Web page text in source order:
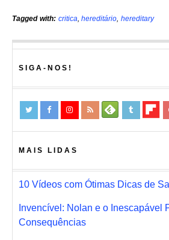
Tagged with: critica,hereditário,hereditary
SIGA-NOS!
MAIS LIDAS
10 Vídeos com Ótimas Dicas de
Invencível: Nolan e o Inescapável
Consequências